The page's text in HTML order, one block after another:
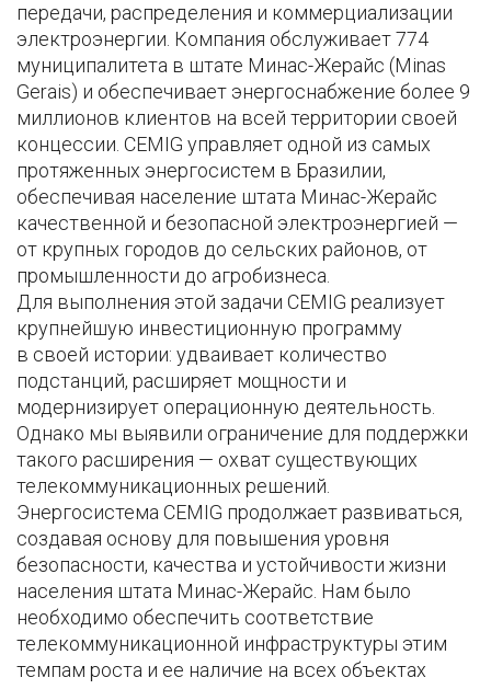
передачи, распределения и коммерциализации
электроэнергии. Компания обслуживает 774
муниципалитета в штате Минас-Жерайс (Minas
Gerais) и обеспечивает энергоснабжение более 9
миллионов клиентов на всей территории своей
концессии. CEMIG управляет одной из самых
протяженных энергосистем в Бразилии,
обеспечивая население штата Минас-Жерайс
качественной и безопасной электроэнергией —
от крупных городов до сельских районов, от
промышленности до агробизнеса.
Для выполнения этой задачи CEMIG реализует
крупнейшую инвестиционную программу
в своей истории: удваивает количество
подстанций, расширяет мощности и
модернизирует операционную деятельность.
Однако мы выявили ограничение для поддержки
такого расширения — охват существующих
телекоммуникационных решений.
Энергосистема CEMIG продолжает развиваться,
создавая основу для повышения уровня
безопасности, качества и устойчивости жизни
населения штата Минас-Жерайс. Нам было
необходимо обеспечить соответствие
телекоммуникационной инфраструктуры этим
темпам роста и ее наличие на всех объектах